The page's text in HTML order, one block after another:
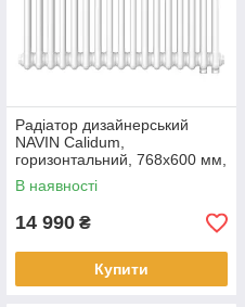
Радіатор дизайнерський
NAVIN Calidum,
горизонтальний, 768x600 мм,
990 Вт, нижнє підключення 50
мм, білий
В наявності
14 990 ₴
Купити